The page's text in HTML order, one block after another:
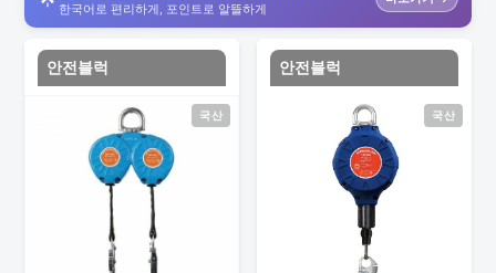
한국어로 편리하게, 포인트로 알뜰하게
안전블럭
국산
안전블럭
국산